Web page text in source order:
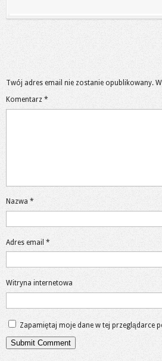
Twój adres email nie zostanie opublikowany.
Komentarz *
Nazwa *
Adres email *
Witryna internetowa
Zapamiętaj moje dane w tej przeglądarce